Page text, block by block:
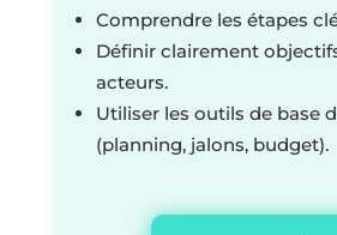
Comprendre les étapes
Définir clairement
acteurs.
Utiliser les outils de base
(planning, jalons, budget).